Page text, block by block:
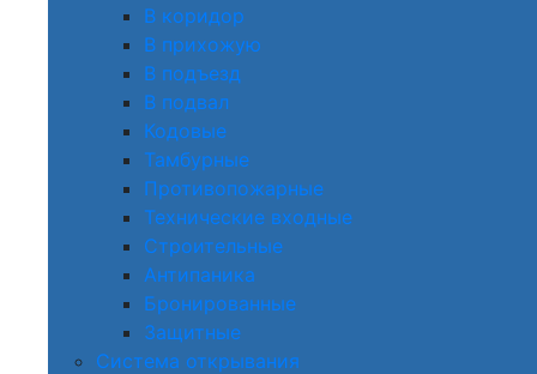
В коридор
В прихожую
В подъезд
В подвал
Кодовые
Тамбурные
Противопожарные
Технические входные
Строительные
Антипаника
Бронированные
Защитные
Система открывания